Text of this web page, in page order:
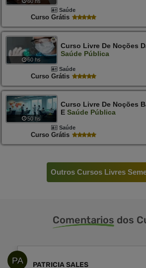
Saúde
Curso Grátis
60 hs
Curso Livre De Noções
Saúde Pública
Saúde
Curso Grátis
50 hs
Curso Livre De Noções
E Saúde Pública
Saúde
Curso Grátis
Outros Cursos Livres
Comentarios dos
PA PATRICIA SALES